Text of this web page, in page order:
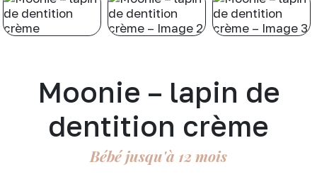
Moonie – lapin de
dentition crème
Bébé jusqu'à 12 mois